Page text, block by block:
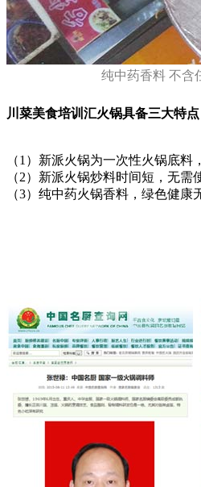
纯中药香料 不含
川菜美食培训汇火锅具备三大特点
（1）新派火锅为一次性火锅底料
（2）新派火锅炒料时间短，无需
（3）纯中药火锅香料，绿色健康